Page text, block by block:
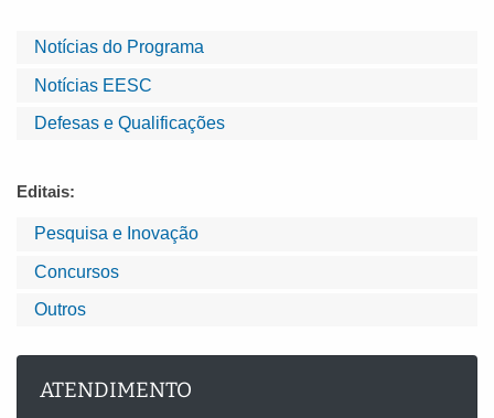
Notícias do Programa
Notícias EESC
Defesas e Qualificações
Editais:
Pesquisa e Inovação
Concursos
Outros
ATENDIMENTO